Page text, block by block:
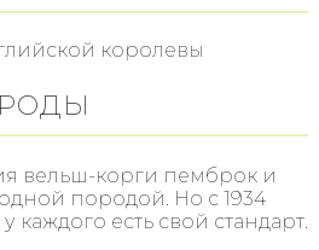
вельш-корги пемброк и
породой. Но с 1934
каждого есть свой стандарт.